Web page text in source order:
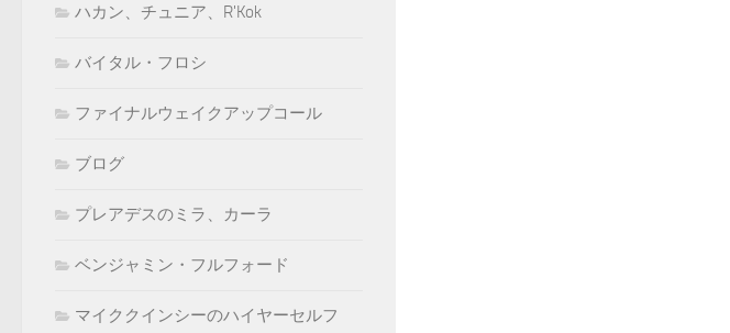
ハカン、チュニア、R'Kok
バイタル・フロシ
ファイナルウェイクアップコール
ブログ
プレアデスのミラ、カーラ
ベンジャミン・フルフォード
マイククインシーのハイヤーセルフ